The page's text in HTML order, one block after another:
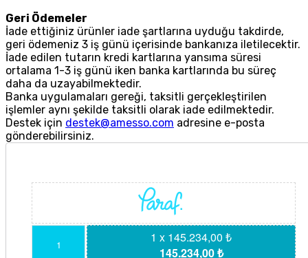
Geri Ödemeler
İade ettiğiniz ürünler iade şartlarına uyduğu takdirde,
geri ödemeniz 3 iş günü içerisinde bankanıza iletilecektir.
İade edilen tutarın kredi kartlarına yansıma süresi
ortalama 1-3 iş günü iken banka kartlarında bu süreç
daha da uzayabilmektedir.
Banka uygulamaları gereği, taksitli gerçekleştirilen
işlemler aynı şekilde taksitli olarak iade edilmektedir.
Destek için destek@amesso.com adresine e-posta
gönderebilirsiniz.
1
1 x 145.234,00 ₺
145.234,00 ₺